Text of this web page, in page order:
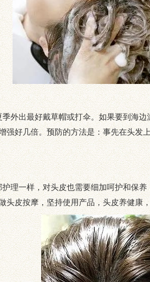
出最好戴草帽或打伞。如果要到海边
强好几倍。预防的方法是：事先在头
一样，对头皮也需要细加呵护和保养
头皮按摩，坚持使用产品，头皮养健康